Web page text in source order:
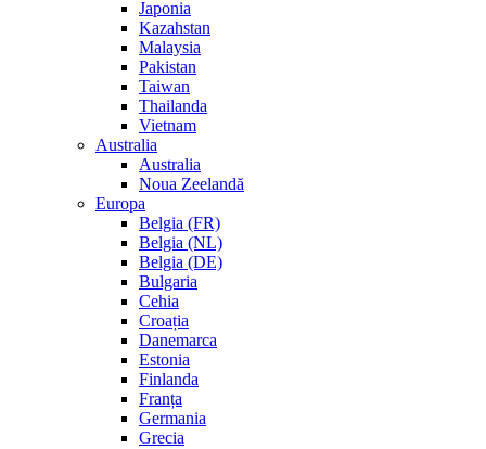
Japonia
Kazahstan
Malaysia
Pakistan
Taiwan
Thailanda
Vietnam
Australia
Australia
Noua Zeelandă
Europa
Belgia (FR)
Belgia (NL)
Belgia (DE)
Bulgaria
Cehia
Croația
Danemarca
Estonia
Finlanda
Franța
Germania
Grecia